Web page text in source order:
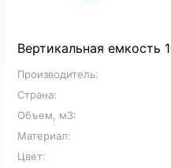
Для химии
Пищевые Большие
Для сточных вод
Для канализации
Вертикальная емкость
Производитель:
Страна:
Объем, м3:
Материал:
Цвет: